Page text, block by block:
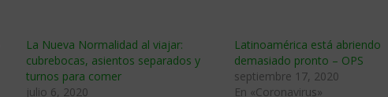
La Nueva Normalidad al viajar:
cubrebocas, asientos separados y
turnos para comer
julio 6, 2020
Latinoamérica está abriendo
demasiado pronto – OPS
septiembre 17, 2020
En «Coronavirus»